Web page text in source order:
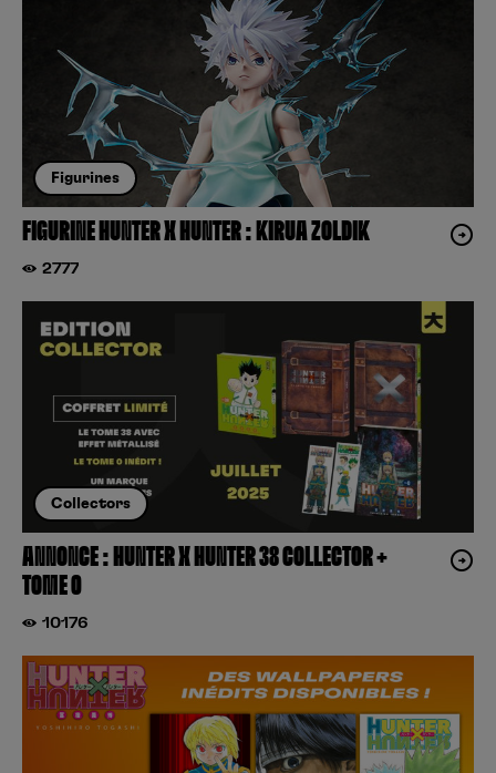
Figurines
FIGURINE HUNTER X HUNTER : KIRUA ZOLDIK
2777
Collectors
ANNONCE : HUNTER X HUNTER 38 COLLECTOR +
TOME 0
10176